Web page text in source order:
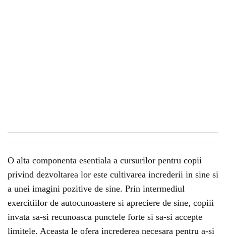
O alta componenta esentiala a cursurilor pentru copii
privind dezvoltarea lor este cultivarea increderii in sine si
a unei imagini pozitive de sine. Prin intermediul
exercitiilor de autocunoastere si apreciere de sine, copiii
invata sa-si recunoasca punctele forte si sa-si accepte
limitele. Aceasta le ofera increderea necesara pentru a-si